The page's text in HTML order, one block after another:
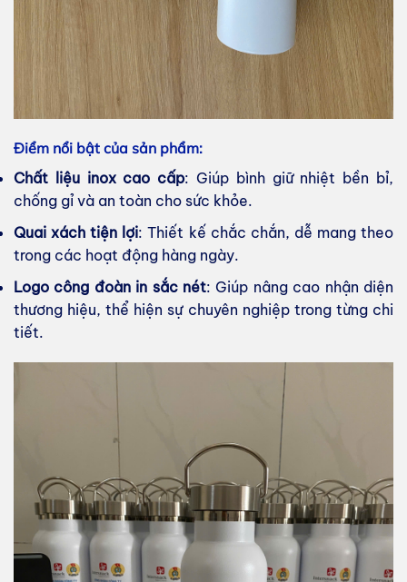
Điểm nổi bật của sản phẩm:
Chất liệu inox cao cấp: Giúp bình giữ nhiệt bền bỉ,
chống gỉ và an toàn cho sức khỏe.
Quai xách tiện lợi: Thiết kế chắc chắn, dễ mang theo
trong các hoạt động hàng ngày.
Logo công đoàn in sắc nét: Giúp nâng cao nhận diện
thương hiệu, thể hiện sự chuyên nghiệp trong từng chi
tiết.